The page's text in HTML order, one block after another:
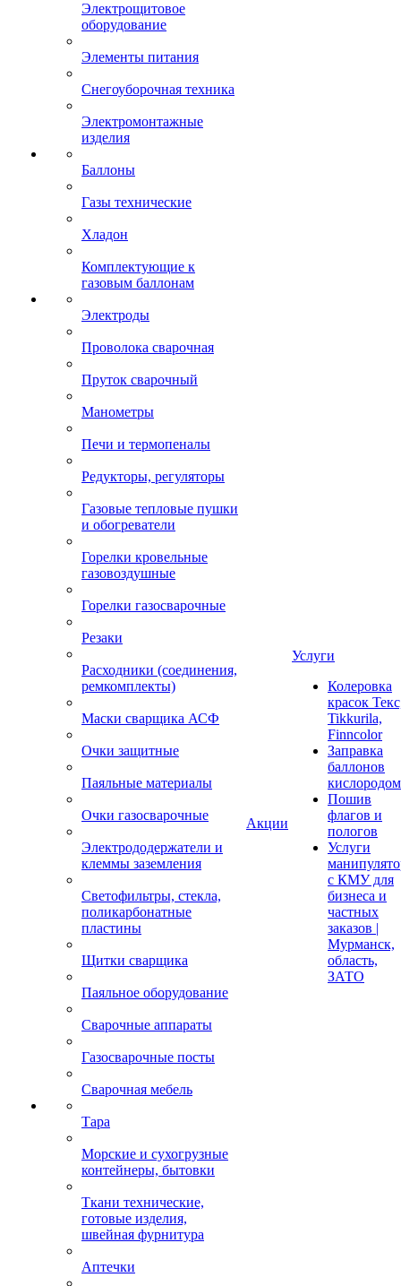
Электрощитовое
оборудование
Элементы питания
Снегоуборочная техника
Электромонтажные
изделия
Баллоны
Газы технические
Хладон
Комплектующие к
газовым баллонам
Электроды
Проволока сварочная
Пруток сварочный
Манометры
Печи и термопеналы
Редукторы, регуляторы
Газовые тепловые пушки
и обогреватели
Горелки кровельные
газовоздушные
Горелки газосварочные
Резаки
Расходники (соединения,
ремкомплекты)
Маски сварщика АСФ
Очки защитные
Паяльные материалы
Очки газосварочные
Электрододержатели и
клеммы заземления
Светофильтры, стекла,
поликарбонатные
пластины
Щитки сварщика
Паяльное оборудование
Сварочные аппараты
Газосварочные посты
Сварочная мебель
Тара
Морские и сухогрузные
контейнеры, бытовки
Ткани технические,
готовые изделия,
швейная фурнитура
Аптечки
Акции
Услуги
Колеровка
красок
Tikkurila,
Finncolor
Заправка
баллонов
кислородом
Пошив
флагов и
пологов
Услуги
с КМУ для
бизнеса и
частных
заказов |
Мурманск,
область,
ЗАТО